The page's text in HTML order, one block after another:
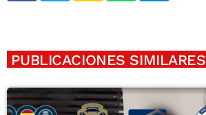
PUBLICACIONES SIMILARES